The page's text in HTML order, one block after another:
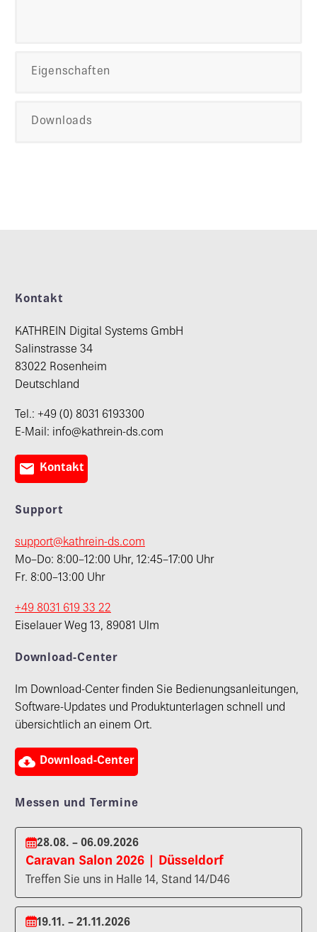
Eigenschaften
Downloads
Kontakt
KATHREIN Digital Systems GmbH
Salinstrasse 34
83022 Rosenheim
Deutschland
Tel.: +49 (0) 8031 6193300
E-Mail: info@kathrein-ds.com
 Kontakt
Support
support@kathrein-ds.com
Mo–Do: 8:00–12:00 Uhr, 12:45–17:00 Uhr
Fr. 8:00–13:00 Uhr
+49 8031 619 33 22
Eiselauer Weg 13, 89081 Ulm
Download-Center
Im Download-Center finden Sie Bedienungsanleitungen,
Software-Updates und Produktunterlagen schnell und
übersichtlich an einem Ort.
 Download-Center
Messen und Termine
28.08. – 06.09.2026
Caravan Salon 2026 | Düsseldorf
Treffen Sie uns in Halle 14, Stand 14/D46
19.11. – 21.11.2026